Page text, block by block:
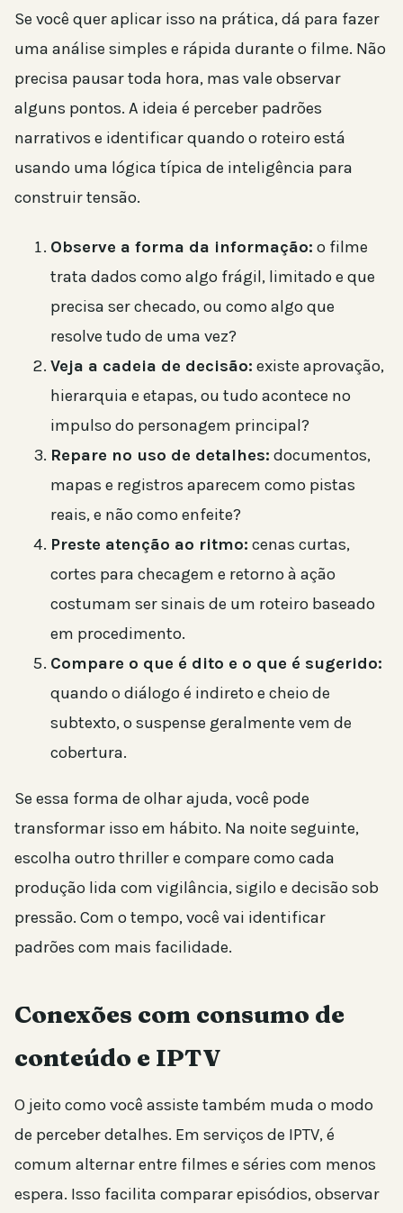
Se você quer aplicar isso na prática, dá para fazer
uma análise simples e rápida durante o filme. Não
precisa pausar toda hora, mas vale observar
alguns pontos. A ideia é perceber padrões
narrativos e identificar quando o roteiro está
usando uma lógica típica de inteligência para
construir tensão.
Observe a forma da informação: o filme
trata dados como algo frágil, limitado e que
precisa ser checado, ou como algo que
resolve tudo de uma vez?
Veja a cadeia de decisão: existe aprovação,
hierarquia e etapas, ou tudo acontece no
impulso do personagem principal?
Repare no uso de detalhes: documentos,
mapas e registros aparecem como pistas
reais, e não como enfeite?
Preste atenção ao ritmo: cenas curtas,
cortes para checagem e retorno à ação
costumam ser sinais de um roteiro baseado
em procedimento.
Compare o que é dito e o que é sugerido:
quando o diálogo é indireto e cheio de
subtexto, o suspense geralmente vem de
cobertura.
Se essa forma de olhar ajuda, você pode
transformar isso em hábito. Na noite seguinte,
escolha outro thriller e compare como cada
produção lida com vigilância, sigilo e decisão sob
pressão. Com o tempo, você vai identificar
padrões com mais facilidade.
Conexões com consumo de
conteúdo e IPTV
O jeito como você assiste também muda o modo
de perceber detalhes. Em serviços de IPTV, é
comum alternar entre filmes e séries com menos
espera. Isso facilita comparar episódios, observar